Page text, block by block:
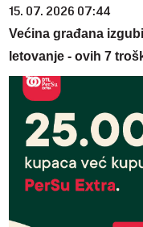
15. 07. 2026 07:44
Većina građana
letovanje - ovih 7